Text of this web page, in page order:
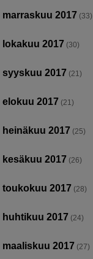
marraskuu 2017 (33)
lokakuu 2017 (30)
syyskuu 2017 (21)
elokuu 2017 (21)
heinäkuu 2017 (25)
kesäkuu 2017 (26)
toukokuu 2017 (28)
huhtikuu 2017 (24)
maaliskuu 2017 (27)